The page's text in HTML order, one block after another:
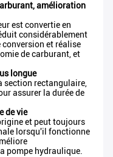
amélioration
est convertie en
considérablement
conversion et réalise
de carburant, et
longue
section rectangulaire,
assurer la durée de
de vie
et peut toujours
lorsqu'il fonctionne
pompe hydraulique.